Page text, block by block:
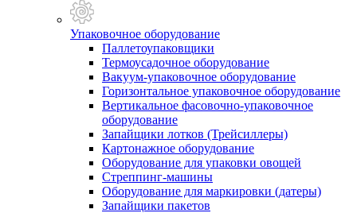
Упаковочное оборудование
Паллетоупаковщики
Термоусадочное оборудование
Вакуум-упаковочное оборудование
Горизонтальное упаковочное оборудование
Вертикальное фасовочно-упаковочное
оборудование
Запайщики лотков (Трейсиллеры)
Картонажное оборудование
Оборудование для упаковки овощей
Стреппинг-машины
Оборудование для маркировки (датеры)
Запайщики пакетов